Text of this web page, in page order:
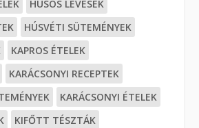
HÚSOS LEVESEK
HÚSVÉTI SÜTEMÉNYEK
KAPROS ÉTELEK
KARÁCSONYI RECEPTEK
KARÁCSONYI ÉTELEK
KIFŐTT TÉSZTÁK